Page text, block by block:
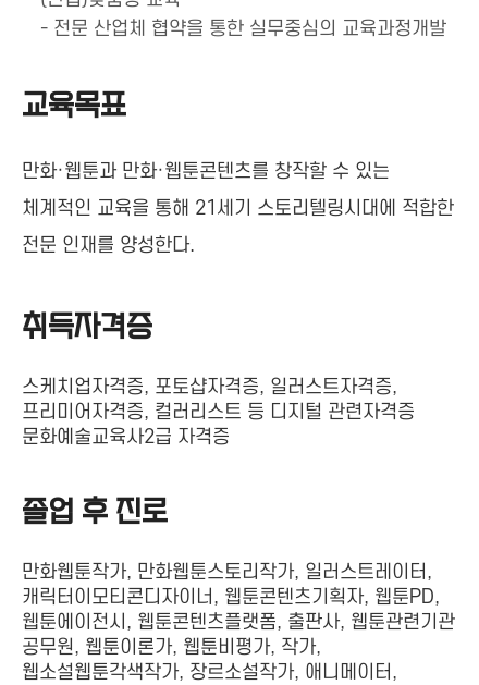
- 전문 산업체 협약을 통한 실무중심의 교육과정개발
교육목표
만화·웹툰과 만화·웹툰콘텐츠를 창작할 수 있는
체계적인 교육을 통해 21세기 스토리텔링시대에 적합한
전문 인재를 양성한다.
취득자격증
스케치업자격증, 포토샵자격증, 일러스트자격증,
프리미어자격증, 컬러리스트 등 디지털 관련자격증
문화예술교육사2급 자격증
졸업 후 진로
만화웹툰작가, 만화웹툰스토리작가, 일러스트레이터,
캐릭터이모티콘디자이너, 웹툰콘텐츠기획자, 웹툰PD,
웹툰에이전시, 웹툰콘텐츠플랫폼, 출판사, 웹툰관련기관
공무원, 웹툰이론가, 웹툰비평가, 작가,
웹소설웹툰각색작가, 장르소설작가, 애니메이터,